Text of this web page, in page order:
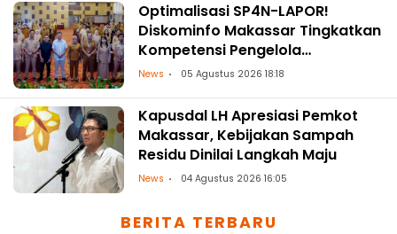
Optimalisasi SP4N-LAPOR!
Diskominfo Makassar Tingkatkan
Kompetensi Pengelola
Pengaduan OPD
News 05 Agustus 2026 18:18
Kapusdal LH Apresiasi Pemkot
Makassar, Kebijakan Sampah
Residu Dinilai Langkah Maju
News 04 Agustus 2026 16:05
BERITA TERBARU